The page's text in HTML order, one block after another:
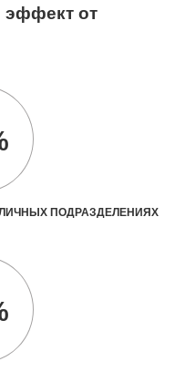
эффект от
ПОДРАЗДЕЛЕНИЯХ